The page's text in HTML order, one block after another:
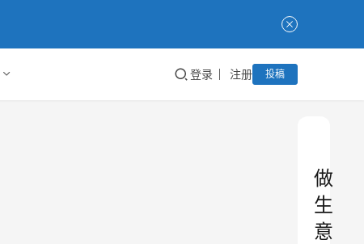
登录 注册 投稿
做
生
意